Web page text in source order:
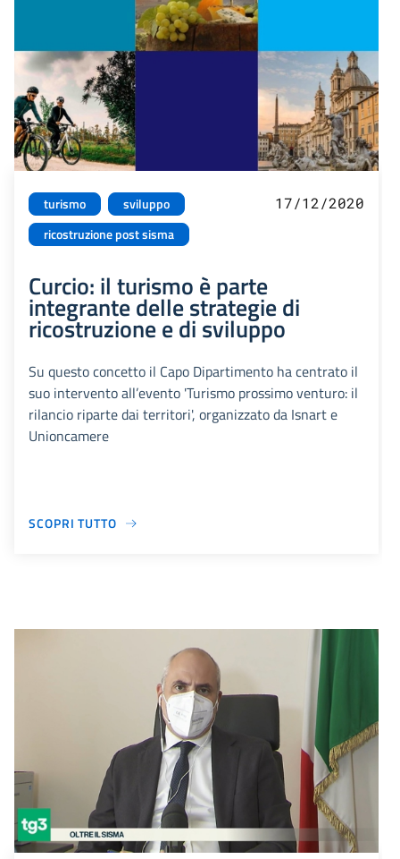
turismo
sviluppo
ricostruzione post sisma
17/12/2020
Curcio: il turismo è parte
integrante delle strategie di
ricostruzione e di sviluppo
Su questo concetto il Capo Dipartimento ha centrato il
suo intervento all’evento 'Turismo prossimo venturo: il
rilancio riparte dai territori', organizzato da Isnart e
Unioncamere
SCOPRI TUTTO